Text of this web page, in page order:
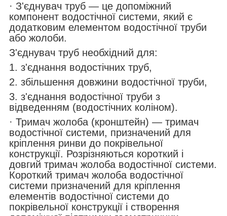
· З'єднувач труб — це допоміжний
компонент водостічної системи, який є
додатковим елементом водостічної труби
або жолоби.
З'єднувач труб необхідний для:
1. з'єднання водостічних труб,
2. збільшення довжини водостічної труби,
3. з'єднання водостічної труби з
відведенням (водостічних коліном).
· Тримач жолоба (кронштейн) — тримач
водостічної системи, призначений для
кріплення ринви до покрівельної
конструкції. Розрізняються короткий і
довгий тримач жолоба водостічної системи.
Короткий тримач жолоба водостічної
системи призначений для кріплення
елементів водостічної системи до
покрівельної конструкції і створення